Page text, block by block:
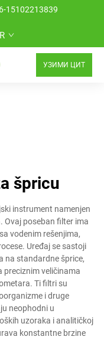
15102213839
УЗИМИ ЦИТ
špricu
instrument namenjen
Ovaj poseban filter ima
vodenim rešenjima,
Uređaj se sastoji
na standardne šprice,
preciznim veličinama
Ti filtri su
i druge
neophodni u
uzoraka i analitičkoj
konstantne brzine